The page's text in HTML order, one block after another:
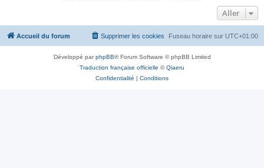
c
e
Aller
Accueil du forum Fuseau horaire sur UTC+01:00
Supprimer les cookies
Développé parphpBB® Forum Software © phpBB Limited
Traduction française officielle ©Qiaeru
Confidentialité | Conditions